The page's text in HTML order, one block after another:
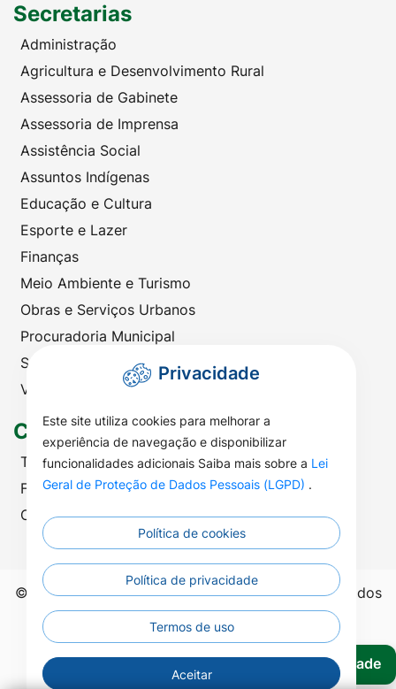
Secretarias
Administração
Agricultura e Desenvolvimento Rural
Assessoria de Gabinete
Assessoria de Imprensa
Assistência Social
Assuntos Indígenas
Educação e Cultura
Esporte e Lazer
Finanças
Meio Ambiente e Turismo
Obras e Serviços Urbanos
Procuradoria Municipal
Saúde
Viação e Transportes
Contato
Telefones Úteis
Fale com a Prefeitura
Ouvidoria | SIC
©2026 - Prefeitura Municipal de Nova Nazaré - Todos
os direitos reservados.
Privacidade
Este site utiliza cookies para melhorar a
experiência de navegação e disponibilizar
funcionalidades adicionais Saiba mais sobre a Lei
Geral de Proteção de Dados Pessoais (LGPD) .
Política de cookies
Política de privacidade
Termos de uso
Aceitar
Acessibilidade